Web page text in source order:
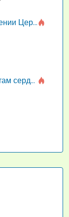
1553 – Помышление о восхищении Церкви на бракосочетании, во всякое время
1552 – Где сокровище наше – там сердце, там помышления